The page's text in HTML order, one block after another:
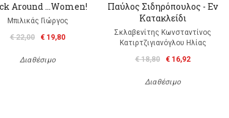
Around …Women!
Μπιλικάς Γιώργος
€ 22,00
€ 19,80
Διαθέσιμο
Παύλος Σιδηρόπουλος - Εν
Κατακλείδι
Σκλαβενίτης Κωνσταντίνος
Κατιρτζιγιανόγλου Ηλίας
€ 18,80
€ 16,92
Διαθέσιμο